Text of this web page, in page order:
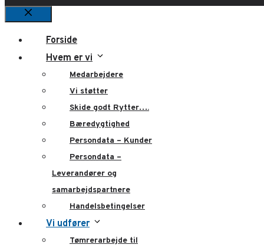
Luk
Forside
Hvem er vi
Medarbejdere
Vi støtter
Skide godt Rytter….
Bæredygtighed
Persondata – Kunder
Persondata –
Leverandører og
samarbejdspartnere
Handelsbetingelser
Vi udfører
Tømrerarbejde til